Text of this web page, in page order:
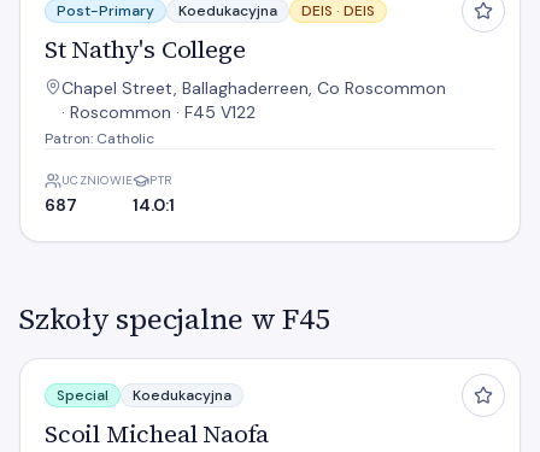
Post-Primary Koedukacyjna DEIS · DEIS
St Nathy's College
Chapel Street, Ballaghaderreen, Co Roscommon
· Roscommon · F45 V122
Patron: Catholic
UCZNIOWIE
687
PTR
14.0:1
Szkoły specjalne w F45
Scoil Micheal Naofa
Special Koedukacyjna
Scoil Micheal Naofa